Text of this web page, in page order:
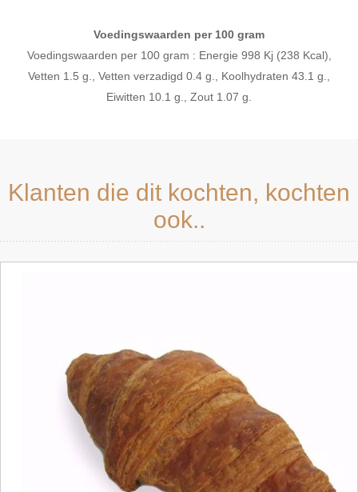
Voedingswaarden per 100 gram
Voedingswaarden per 100 gram : Energie 998 Kj (238 Kcal),
Vetten 1.5 g., Vetten verzadigd 0.4 g., Koolhydraten 43.1 g.,
Eiwitten 10.1 g., Zout 1.07 g.
Klanten die dit kochten, kochten
ook..